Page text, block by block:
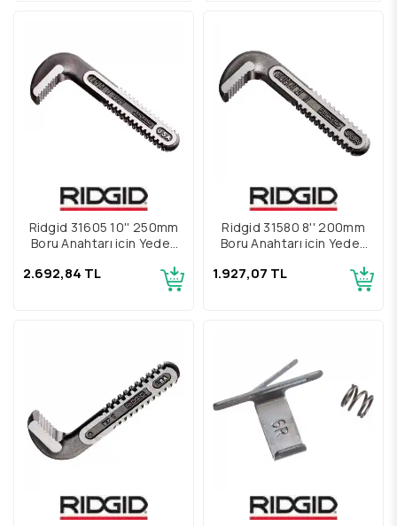
Ridgid 31605 10'' 250mm
Boru Anahtarı için Yedek
2.692,84 TL
Ridgid 31580 8'' 200mm
Boru Anahtarı için Yedek
1.927,07 TL